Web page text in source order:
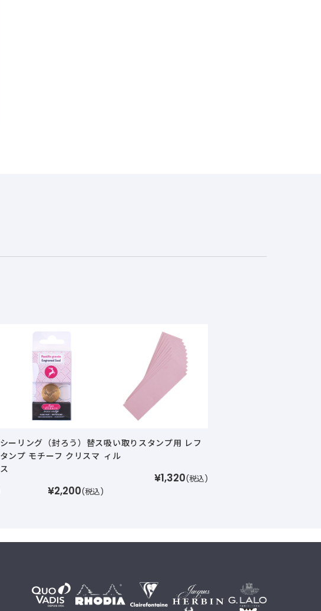
シーリング（封ろう）替ス
タンプ モチーフ クリスマ
ス
¥2,200(税込)
吸い取りスタンプ用 レフ
ィル
¥1,320(税込)